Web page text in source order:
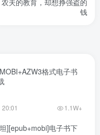
钱
格式电子书
1.1W+
][epub+mobi]电子书下